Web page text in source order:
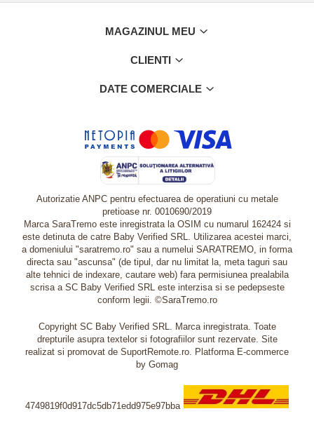
MAGAZINUL MEU
CLIENTI
DATE COMERCIALE
Autorizatie ANPC pentru efectuarea de operatiuni cu metale
pretioase nr. 0010690/2019
Marca SaraTremo este inregistrata la OSIM cu numarul 162424 si
este detinuta de catre Baby Verified SRL. Utilizarea acestei marci,
a domeniului "saratremo.ro" sau a numelui SARATREMO, in forma
directa sau "ascunsa" (de tipul, dar nu limitat la, meta taguri sau
alte tehnici de indexare, cautare web) fara permisiunea prealabila
scrisa a SC Baby Verified SRL este interzisa si se pedepseste
conform legii. ©SaraTremo.ro
Copyright SC Baby Verified SRL. Marca inregistrata. Toate
drepturile asupra textelor si fotografiilor sunt rezervate. Site
realizat si promovat de SuportRemote.ro. Platforma E-commerce
by Gomag
4749819f0d917dc5db71edd975e97bba